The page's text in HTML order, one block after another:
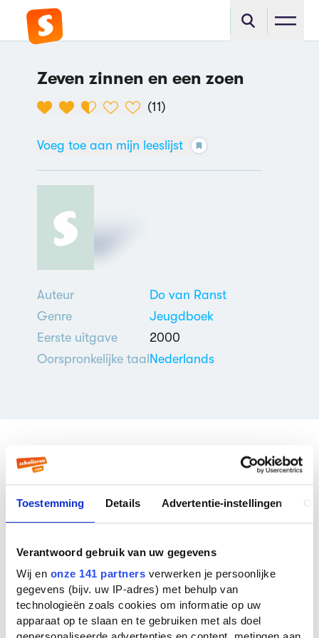
Toestemming Details Advertentie-instellingen
Verantwoord gebruik van uw gegevens
Wij en onze 141 partners verwerken je persoonlijke
gegevens (bijv. uw IP-adres) met behulp van
technologieën zoals cookies om informatie op uw
apparaat op te slaan en te gebruiken met als doel
Zeven zinnen en een zoen
(11)
Voeg toe aan mijn leeslijst
Auteur
Do van Ranst
Genre
Jeugdboek
Eerste uitgave
2000
Oorspronkelijke taal Nederlands
Veelgestelde vragen over
Zeven zinnen en een zoen
Zeven zinnen en een zoen werd geschreven
Do van Ranst
. Do van Ranst is nu 52
jaar oud. Er zijn
11 boeken
van deze auteur
bekend bij ons. De bekendste boeken van
deze auteur zijn
Dun (2006),
Mijn vader zegt
dat wij levens redden(2004) en
Mombakkes